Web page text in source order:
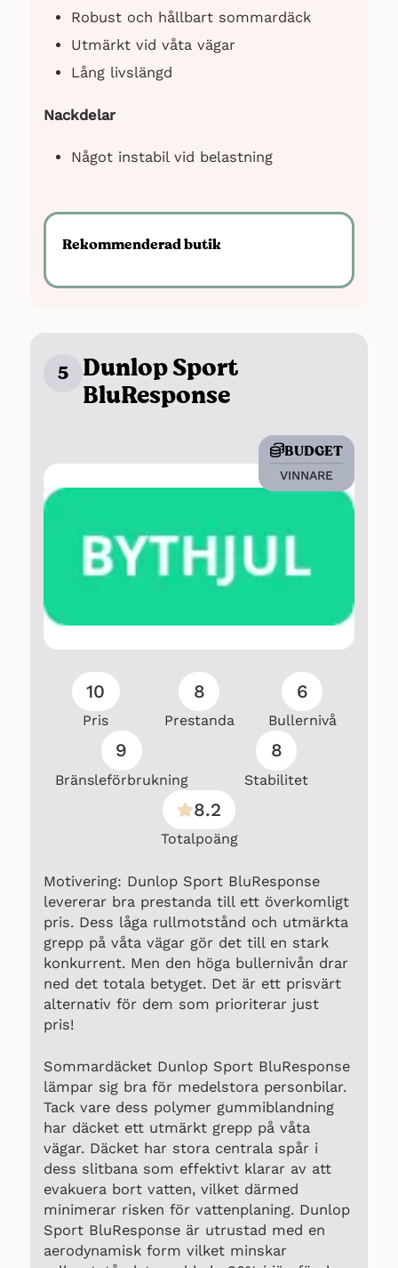
Robust och hållbart sommardäck
Utmärkt vid våta vägar
Lång livslängd
Nackdelar
Något instabil vid belastning
Rekommenderad butik
5 Dunlop Sport
BluResponse
BUDGET
VINNARE
10
Pris
8
Prestanda
6
Bullernivå
9
Bränsleförbrukning
8
Stabilitet
8.2
Totalpoäng
Motivering: Dunlop Sport BluResponse
levererar bra prestanda till ett överkomligt
pris. Dess låga rullmotstånd och utmärkta
grepp på våta vägar gör det till en stark
konkurrent. Men den höga bullernivån drar
ned det totala betyget. Det är ett prisvärt
alternativ för dem som prioriterar just
pris!
Sommardäcket Dunlop Sport BluResponse
lämpar sig bra för medelstora personbilar.
Tack vare dess polymer gummiblandning
har däcket ett utmärkt grepp på våta
vägar. Däcket har stora centrala spår i
dess slitbana som effektivt klarar av att
evakuera bort vatten, vilket därmed
minimerar risken för vattenplaning. Dunlop
Sport BluResponse är utrustad med en
aerodynamisk form vilket minskar